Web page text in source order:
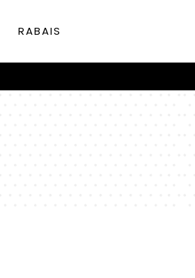
RABAIS